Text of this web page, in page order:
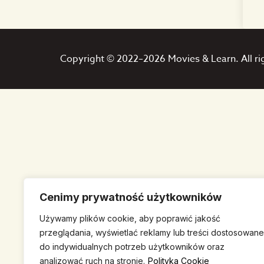
Cenimy prywatność użytkowników
Używamy plików cookie, aby poprawić jakość
przeglądania, wyświetlać reklamy lub treści dostosowane
do indywidualnych potrzeb użytkowników oraz
analizować ruch na stronie. Polityka Cookie
Copyright © 2022–2026 Movies & Learn. All